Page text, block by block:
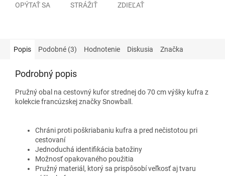
OPÝTAŤ SA STRÁŽIŤ ZDIEĽAŤ
Popis Podobné (3) Hodnotenie Diskusia Značka
Podrobný popis
Pružný obal na cestovný kufor strednej do 70 cm výšky kufra z
kolekcie francúzskej značky Snowball.
Chráni proti poškriabaniu kufra a pred nečistotou pri
cestovaní
Jednoduchá identifikácia batožiny
Možnosť opakovaného použitia
Pružný materiál, ktorý sa prispôsobí veľkosť aj tvaru